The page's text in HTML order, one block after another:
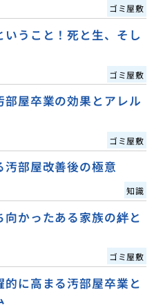
ゴミ屋敷
うこと！死と生、そし
ゴミ屋敷
屋卒業の効果とアレル
ゴミ屋敷
部屋改善後の極意
知識
かったある家族の絆と
ゴミ屋敷
に高まる汚部屋卒業と